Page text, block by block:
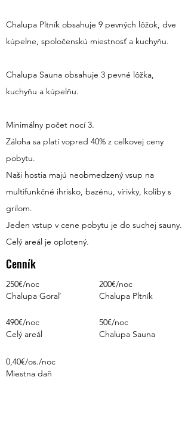
Chalupa Pltník obsahuje 9 pevných lôžok, dve
kúpelne, spoločenskú miestnosť a kuchyňu.
Chalupa Sauna obsahuje 3 pevné lôžka,
kuchyňu a kúpelňu.
Minimálny počet nocí 3.
Záloha sa platí vopred 40% z celkovej ceny
pobytu.
Naši hostia majú neobmedzený vsup na
multifunkčné ihrisko, bazénu, vírivky, koliby s
grilom.
Jeden vstup v cene pobytu je do suchej sauny.
Celý areál je oplotený.
Cenník
250€/noc
Chalupa Goraľ
200€/noc
Chalupa Pltník
490€/noc
Celý areál
50€/noc
Chalupa Sauna
0,40€/os./noc
Miestna daň